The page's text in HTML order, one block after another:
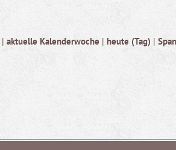
| aktuelle Kalenderwoche | heute (Tag) |